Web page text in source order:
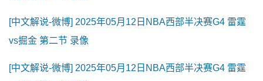
[中文解说-微博] 2025年05月12日NBA西部半决赛G4 雷霆
vs掘金 第二节 录像
[中文解说-微博] 2025年05月12日NBA西部半决赛G4 雷霆